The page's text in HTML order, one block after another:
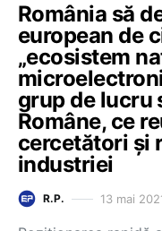
România să
european de
„ecosistem
grup de lucru
Române, ce
cercetători și
industriei
R.P. 13 mai